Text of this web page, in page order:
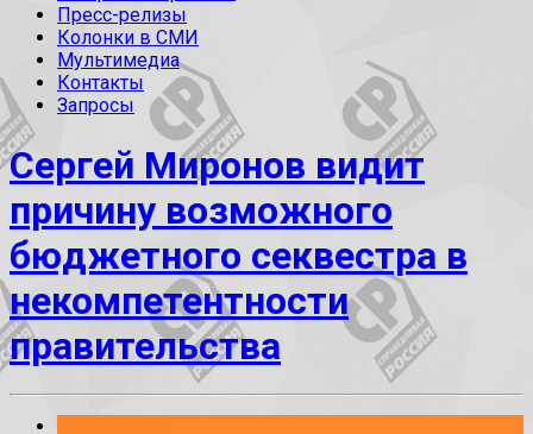
Пресс-релизы
Колонки в СМИ
Мультимедиа
Контакты
Запросы
Сергей Миронов видит
причину возможного
бюджетного секвестра в
некомпетентности
правительства